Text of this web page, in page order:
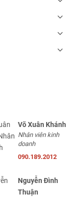
Võ Xuân Khánh
Nhân viên kinh
doanh
090.189.2012
Nguyễn Đình
Thuận